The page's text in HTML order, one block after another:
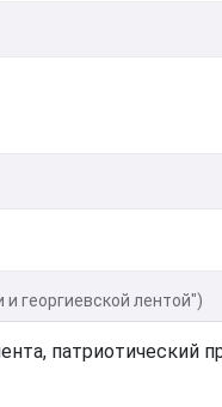
георгиевской лентой")